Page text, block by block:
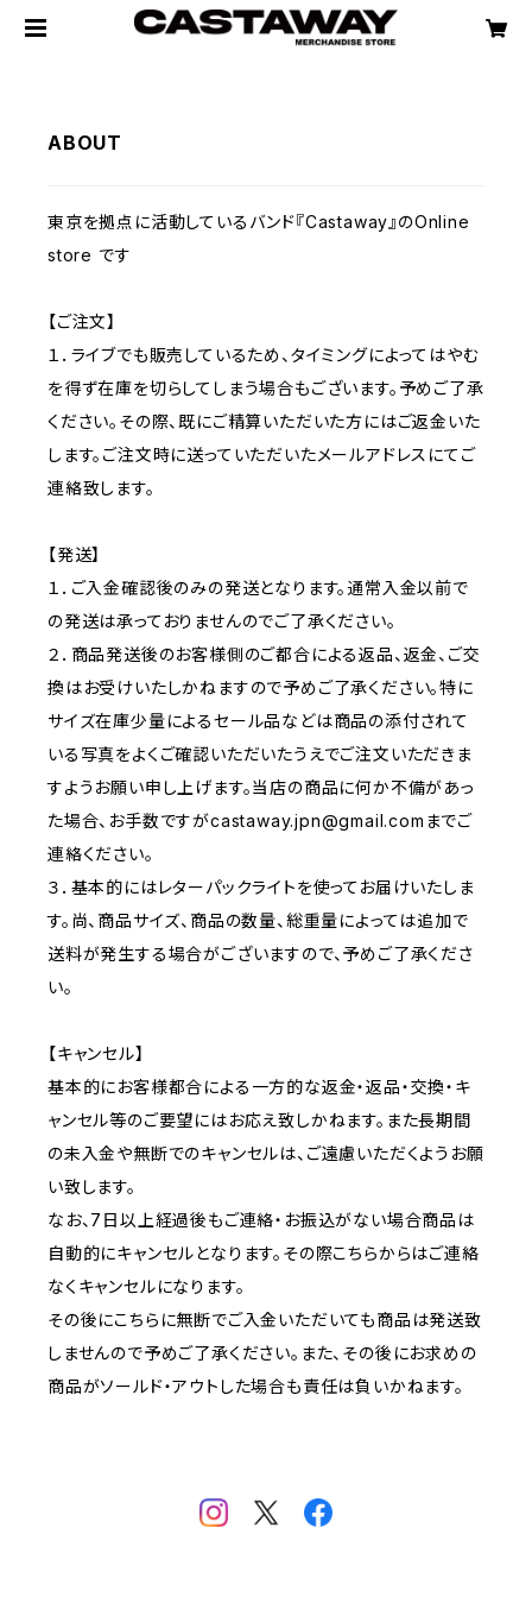
ABOUT
東京を拠点に活動しているバンド『Castaway』のOnline
store です
【ご注文】
１．ライブでも販売しているため、タイミングによってはやむ
を得ず在庫を切らしてしまう場合もございます。予めご了承
ください。その際、既にご精算いただいた方にはご返金いた
します。ご注文時に送っていただいたメールアドレスにてご
連絡致します。
【発送】
１．ご入金確認後のみの発送となります。通常入金以前で
の発送は承っておりませんのでご了承ください。
２．商品発送後のお客様側のご都合による返品、返金、ご交
換はお受けいたしかねますので予めご了承ください。特に
サイズ在庫少量によるセール品などは商品の添付されて
いる写真をよくご確認いただいたうえでご注文いただきま
すようお願い申し上げます。当店の商品に何か不備があっ
た場合、お手数ですがcastaway.jpn@gmail.com までご
連絡ください。
３．基本的にはレターパックライトを使ってお届けいたしま
す。尚、商品サイズ、商品の数量、総重量によっては追加で
送料が発生する場合がございますので、予めご了承くださ
い。
【キャンセル】
基本的にお客様都合による一方的な返金・返品・交換・キ
ャンセル等のご要望にはお応え致しかねます。また長期間
の未入金や無断でのキャンセルは、ご遠慮いただくようお願
い致します。
なお、7日以上経過後もご連絡・お振込がない場合商品は
自動的にキャンセルとなります。その際こちらからはご連絡
なくキャンセルになります。
その後にこちらに無断でご入金いただいても商品は発送致
しませんので予めご了承ください。また、その後にお求めの
商品がソールド・アウトした場合も責任は負いかねます。